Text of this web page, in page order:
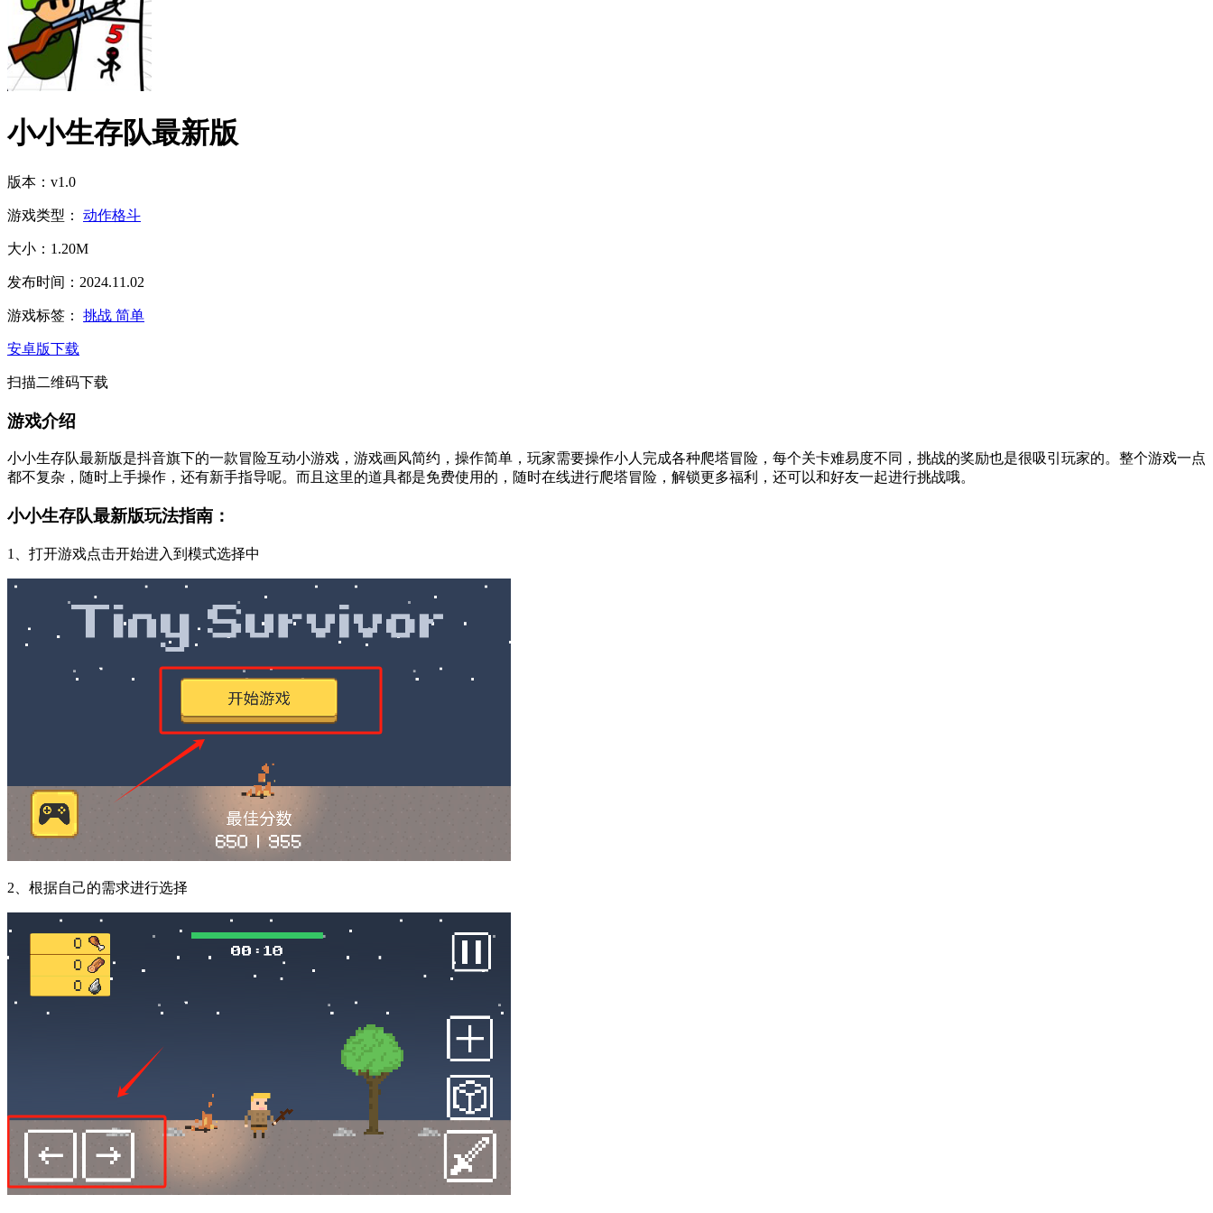
小小生存队最新版
版本：v1.0
游戏类型： 动作格斗
大小：1.20M
发布时间：2024.11.02
游戏标签： 挑战 简单
安卓版下载
扫描二维码下载
游戏介绍
小小生存队最新版是抖音旗下的一款冒险互动小游戏，游戏画风简约，操作简单，玩家需要操作小人完成各种爬塔冒险，每个关卡难易度不同，挑战的奖励也是很吸引玩家的。整个游戏一点
都不复杂，随时上手操作，还有新手指导呢。而且这里的道具都是免费使用的，随时在线进行爬塔冒险，解锁更多福利，还可以和好友一起进行挑战哦。
小小生存队最新版玩法指南：
1、打开游戏点击开始进入到模式选择中
2、根据自己的需求进行选择